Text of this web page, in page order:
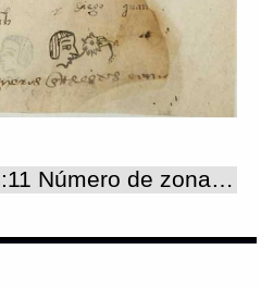
Número de láminas:11 Número de zonas:11